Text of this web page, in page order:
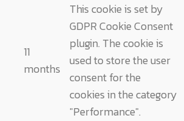
11
months
This cookie is set by
GDPR Cookie Consent
plugin. The cookie is
used to store the user
consent for the
cookies in the category
"Performance".